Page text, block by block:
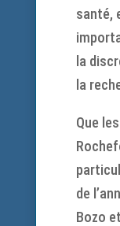
santé,
la
la
Que
de
Bozo